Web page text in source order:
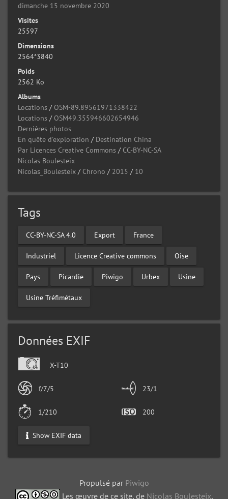
dimanche 15 novembre 2020
Visites
25597
Dimensions
2564*3840
Poids
2562 Ko
Albums
Locations / OSM-89.89561971338422
Locations / OSM49.355946602654946
Dernières photos
En quête d'exploration / Destination China
Par Licences Creative Commons / CC-BY-NC-SA
Nicolas Boulesteix
Nicolas_Boulesteix / Chrono / 2015 / 10
Tags
CC-BY-NC-SA 4.0 Export France
Industriel Licence Creative commons Oise
Pays Picardie Piwigo Urbex Usine
Usine Tréfimétaux
Données EXIF
X-T10
f/7/5 23/1
1/210 200
Show EXIF data
Propulsé par Piwigo
Les œuvre de ce site, de Nicolas Boulesteix,